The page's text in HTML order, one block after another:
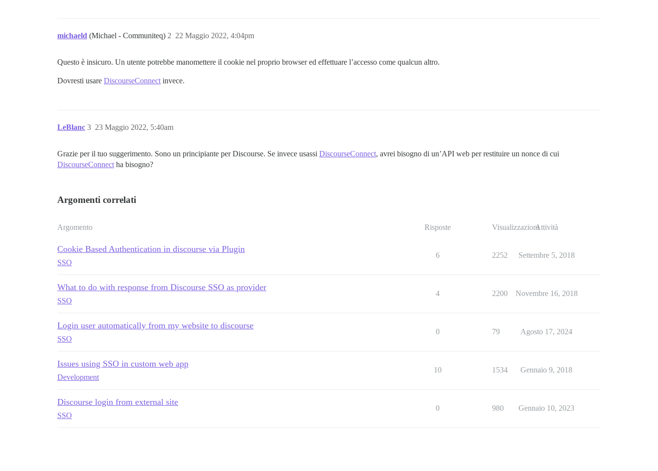
michaeld (Michael - Communiteq) 22 Maggio 2022, 4:04pm
2
Questo è insicuro. Un utente potrebbe manomettere il cookie nel proprio browser ed effettuare l’accesso come qualcun altro.
Dovresti usare DiscourseConnect invece.
LeBlanc 23 Maggio 2022, 5:40am
3
Grazie per il tuo suggerimento. Sono un principiante per Discourse. Se invece usassi DiscourseConnect, avrei bisogno di un’API web per restituire un nonce di cui
DiscourseConnect ha bisogno?
Argomenti correlati
Argomento Risposte VisualizzazioniAttività
Cookie Based Authentication in discourse via Plugin
SSO
6 2252 Settembre 5, 2018
What to do with response from Discourse SSO as provider
SSO
4 2200 Novembre 16, 2018
Login user automatically from my website to discourse
SSO
0 79 Agosto 17, 2024
Issues using SSO in custom web app
Development
10 1534 Gennaio 9, 2018
Discourse login from external site
SSO
0 980 Gennaio 10, 2023